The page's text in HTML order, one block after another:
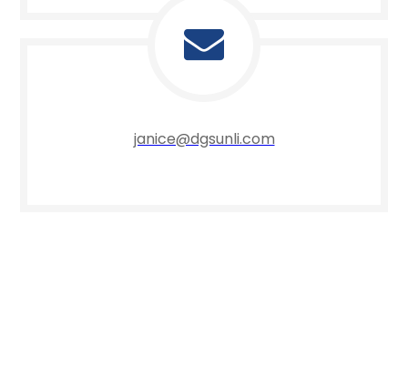
janice@dgsunli.com